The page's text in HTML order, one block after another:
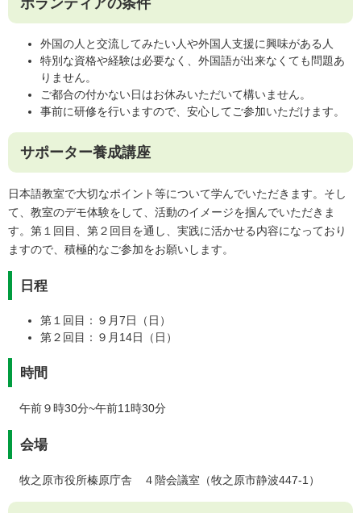
ボランティアの条件
外国の人と交流してみたい人や外国人支援に興味がある人
特別な資格や経験は必要なく、外国語が出来なくても問題あ
りません。
ご都合の付かない日はお休みいただいて構いません。
事前に研修を行いますので、安心してご参加いただけます。
サポーター養成講座
日本語教室で大切なポイント等について学んでいただきます。そし
て、教室のデモ体験をして、活動のイメージを掴んでいただきま
す。第１回目、第２回目を通し、実践に活かせる内容になっており
ますので、積極的なご参加をお願いします。
日程
第１回目：９月7日（日）
第２回目：９月14日（日）
時間
午前９時30分~午前11時30分
会場
牧之原市役所榛原庁舎 ４階会議室（牧之原市静波447-1）